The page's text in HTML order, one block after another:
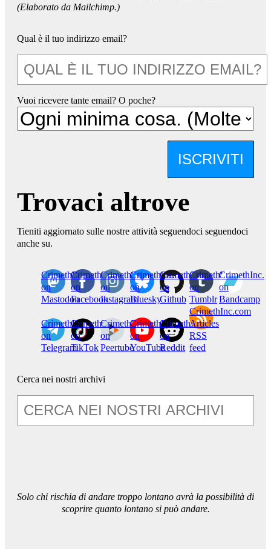
(Elaborato da Mailchimp.)
Qual è il tuo indirizzo email?
Vuoi ricevere tante email? O poche?
ISCRIVITI
Trovaci altrove
Tieniti aggiornato sulle nostre attività seguendoci seguendoci
anche su.
CrimethInc.
on
Mastodon
Crimethinc.
on
Facebook
Crimethinc.
on
Instagram
Crimethinc.
on
Bluesky
CrimethInc.
on
Github
CrimethInc.
on
Tumblr
CrimethInc.
on
Bandcamp
CrimethInc.
on
Telegram
Crimethinc.
on
TikTok
CrimethInc.
on
Peertube
CrimethInc.
on
YouTube
CrimethInc.
on
Reddit
CrimethInc.com
Articles
RSS
feed
Cerca nei nostri archivi
Solo chi rischia di andare troppo lontano avrà la possibilità di
scoprire quanto lontano si può andare.